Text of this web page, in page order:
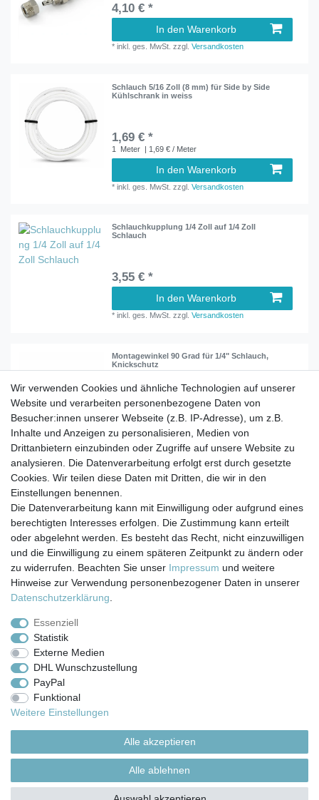
4,10 € *
In den Warenkorb
*inkl. ges. MwSt. zzgl.Versandkosten
Schlauch 5/16 Zoll (8 mm) für Side by Side
Kühlschrank in weiss
1,69 € *
1 Meter | 1,69 € / Meter
In den Warenkorb
*inkl. ges. MwSt. zzgl.Versandkosten
Schlauchkupplung 1/4 Zoll auf 1/4 Zoll
Schlauch
3,55 € *
In den Warenkorb
*inkl. ges. MwSt. zzgl.Versandkosten
Montagewinkel 90 Grad für 1/4" Schlauch,
Knickschutz
ab 1,50 € *
Artikel anzeigen
*inkl. ges. MwSt.zzgl. Versandkosten
Impressum Daten­schutz­erklärung AGB
Barrierefreiheitserklärung Widerrufs­recht
Versand- & Zahlungsbedingungen
Wir verwenden Cookies und ähnliche Technologien auf unserer
Website und verarbeiten personenbezogene Daten von
Besucher:innen unserer Webseite (z.B. IP-Adresse), um z.B.
Inhalte und Anzeigen zu personalisieren, Medien von
Drittanbietern einzubinden oder Zugriffe auf unsere Website zu
analysieren. Die Datenverarbeitung erfolgt erst durch gesetzte
Cookies. Wir teilen diese Daten mit Dritten, die wir in den
Einstellungen benennen.
Die Datenverarbeitung kann mit Einwilligung oder aufgrund eines
berechtigten Interesses erfolgen. Die Zustimmung kann erteilt
oder abgelehnt werden. Es besteht das Recht, nicht einzuwilligen
und die Einwilligung zu einem späteren Zeitpunkt zu ändern oder
zu widerrufen. Beachten Sie unser Impressum und weitere
Hinweise zur Verwendung personenbezogener Daten in unserer
Daten­schutz­erklärung
Essenziell
Statistik
Externe Medien
DHL Wunschzustellung
PayPal
Funktional
Weitere Einstellungen
Alle akzeptieren
Alle ablehnen